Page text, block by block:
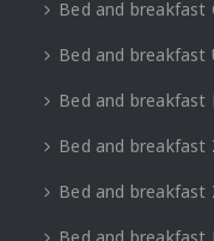
Bed and breakfast
Bed and breakfast
Bed and breakfast
Bed and breakfast
Bed and breakfast